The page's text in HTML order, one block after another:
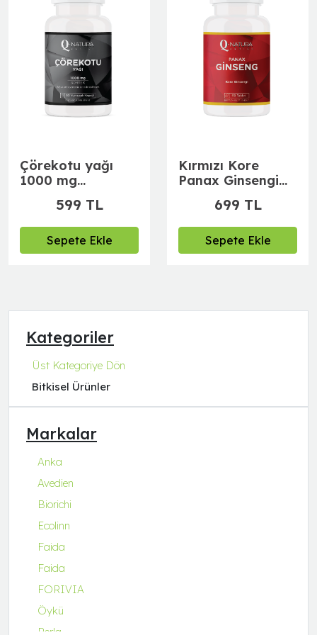
Kategoriler
Üst Kategoriye Dön
Bitkisel Ürünler
Markalar
Anka
Avedien
Biorichi
Ecolinn
Faida
Faida
FORIVIA
Öykü
Perla
Çörekotu yağı
1000 mg
Sıkım) 60 Softgel
599 TL
Sepete Ekle
Kırmızı Kore
Panax Ginsengi
(VitC,B12,Demir
Dikeni,L-
Arjinin,Sibirya
699 TL
Sepete Ekle